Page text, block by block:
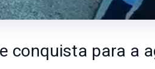
conquista para a